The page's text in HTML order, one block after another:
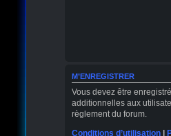
M’ENREGISTRER
Vous devez être
additionnelles aux
règlement du forum.
Conditions d’utilisation|